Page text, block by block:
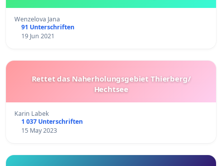
Wenzelova Jana
91 Unterschriften
19 Jun 2021
Rettet das Naherholungsgebiet Thierberg/
Hechtsee
Karin Labek
1 037 Unterschriften
15 May 2023